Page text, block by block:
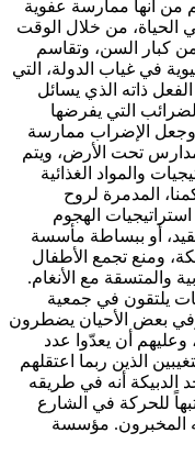
من أنها ممارسة عفوية
الحياة، من خلال الوقت
كبار السن، وتقاسم
في غياب الدولة، التي
ذاته الذي يسائل
التي يفرضها
وجعل الإضراب ممارسة
تحت الأرض، ويتم
والمواد الغذائية
المدمرة لروح
الهجوم
أو ببساطة مأسسة
ومنع تجمع الأطفال
والمتسقة مع الأنغام.
يلتقون في جمعية
بعض الأحيان يضطرون
وعليهم أن يعدّوا عدد
الذين ربما اعتقلهم
الدبيكة أنه في طريقه
للحركة في الشارع
المخبرون. مؤسسة